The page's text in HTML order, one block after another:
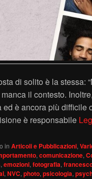
di solito è la stessa:
il contesto.
ed è ancora più difficile
è responsabile
in Articoli e Pubblicazioni,
, comunicazione,
, emozioni, fotografia,
, NVC, photo, psicologia,